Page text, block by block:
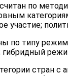
по
участие;
по типу
гибридный
стран